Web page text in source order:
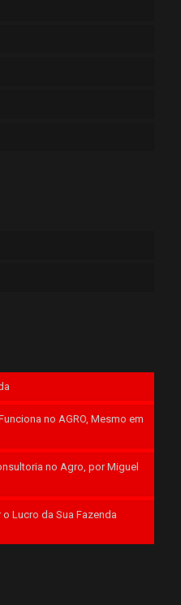
no AGRO, Mesmo em
no Agro, por Miguel
Lucro da Sua Fazenda